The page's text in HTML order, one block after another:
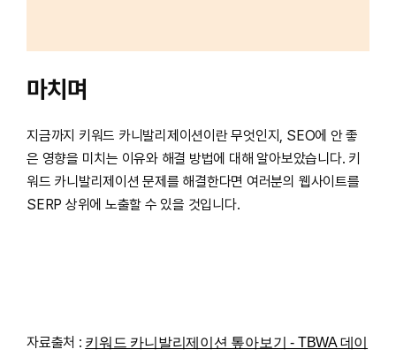
마치며
지금까지 키워드 카니발리제이션이란 무엇인지, SEO에 안 좋
은 영향을 미치는 이유와 해결 방법에 대해 알아보았습니다. 키
워드 카니발리제이션 문제를 해결한다면 여러분의 웹사이트를
SERP 상위에 노출할 수 있을 것입니다.
자료출처 : 키워드 카니발리제이션 톺아보기 - TBWA 데이